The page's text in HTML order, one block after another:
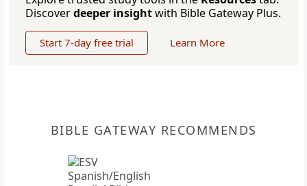
Discoverdeeper insightwith Bible Gateway Plus.
Start 7-day free trial Learn More
BIBLE GATEWAY RECOMMENDS